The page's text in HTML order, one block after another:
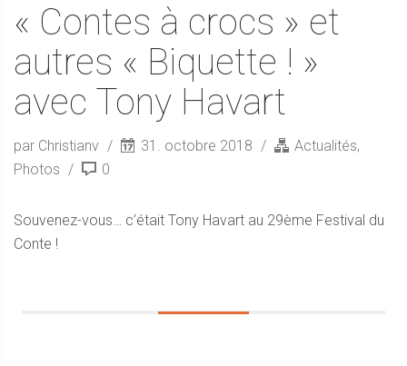
« Contes à crocs » et
autres « Biquette ! »
avec Tony Havart
par Christianv 31. octobre 2018 Actualités,
Photos
0
Souvenez-vous… c’était Tony Havart au 29ème Festival du
Conte !